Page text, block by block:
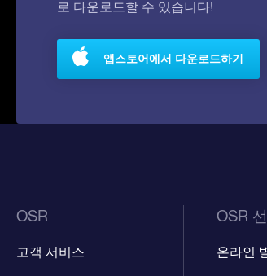
로 다운로드할 수 있습니다!
앱스토어에서 다운로드하기
OSR
고객 서비스
OSR
온라인